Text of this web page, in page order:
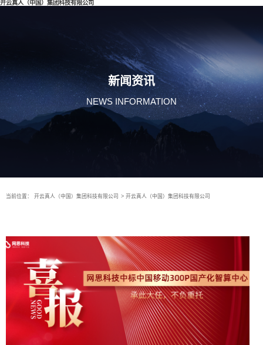
开云真人（中国）集团科技有限公司
新闻资讯
NEWS INFORMATION
当前位置： 开云真人（中国）集团科技有限公司 > 开云真人（中国）集团科技有限公司